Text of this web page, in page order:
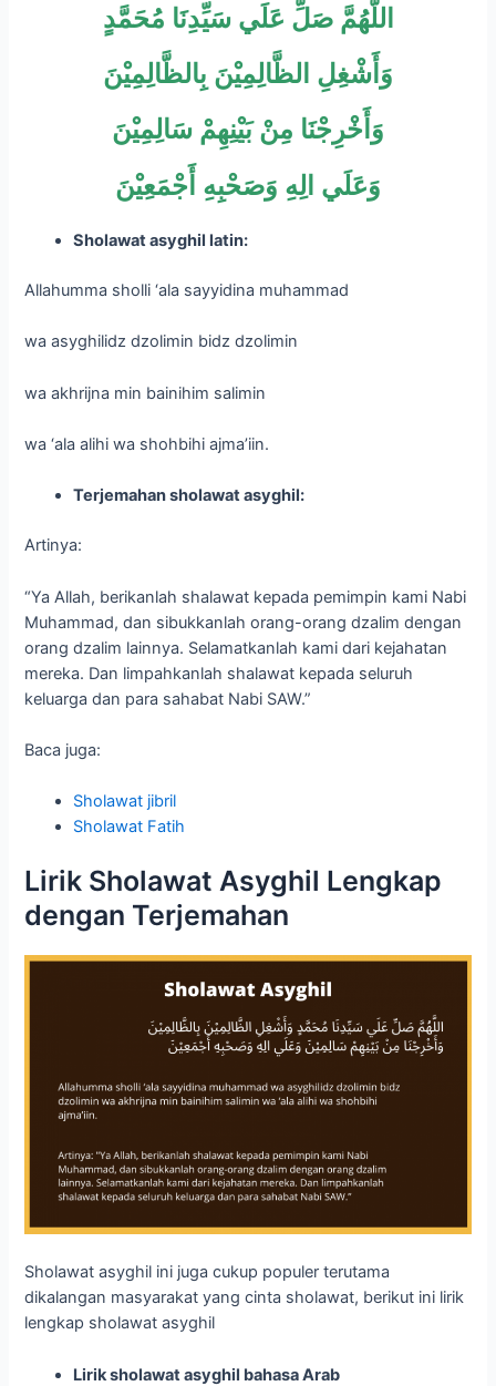
اللَّهُمَّ صَلِّ عَلَي سَيِّدِنَا مُحَمَّدٍ
وَأَشْغِلِ الظَّالِمِيْنَ بِالظَّالِمِيْنَ
وَأَخْرِجْنَا مِنْ بَيْنِهِمْ سَالِمِيْنَ
وَعَلَي الِهِ وَصَحْبِهِ أَجْمَعِيْنَ
Sholawat asyghil latin:
Allahumma sholli ‘ala sayyidina muhammad
wa asyghilidz dzolimin bidz dzolimin
wa akhrijna min bainihim salimin
wa ‘ala alihi wa shohbihi ajma’iin.
Terjemahan sholawat asyghil:
Artinya:
“Ya Allah, berikanlah shalawat kepada pemimpin kami Nabi
Muhammad, dan sibukkanlah orang-orang dzalim dengan
orang dzalim lainnya. Selamatkanlah kami dari kejahatan
mereka. Dan limpahkanlah shalawat kepada seluruh
keluarga dan para sahabat Nabi SAW.”
Baca juga:
Sholawat jibril
Sholawat Fatih
Lirik Sholawat Asyghil Lengkap
dengan Terjemahan
Sholawat asyghil ini juga cukup populer terutama
dikalangan masyarakat yang cinta sholawat, berikut ini lirik
lengkap sholawat asyghil
Lirik sholawat asyghil bahasa Arab